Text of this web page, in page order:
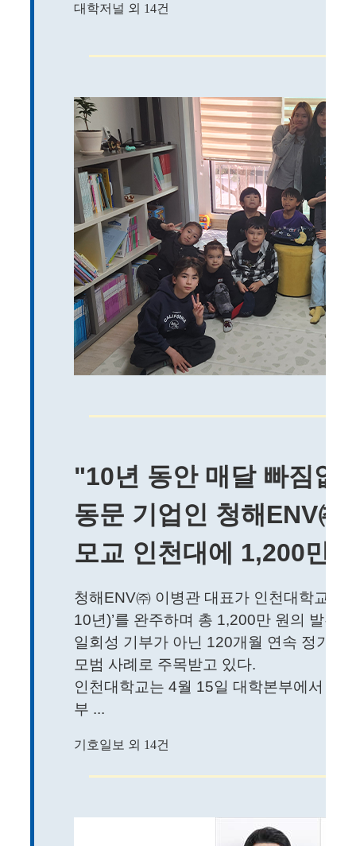
대학저널 외 14건
"10년 동안 매달 빠짐없
동문 기업인 청해ENV㈜
모교 인천대에 1,200만
청해ENV㈜ 이병관 대표가 인천대학교 발
10년)’를 완주하며 총 1,200만 원의 발전
일회성 기부가 아닌 120개월 연속 정기
모범 사례로 주목받고 있다.
인천대학교는 4월 15일 대학본부에서 이
부 ...
기호일보 외 14건